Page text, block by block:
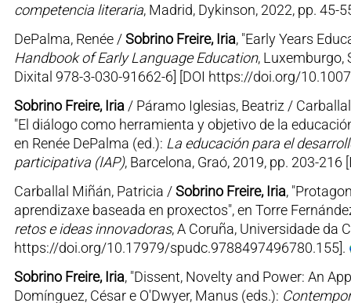
competencia literaria, Madrid, Dykinson, 2022, pp. 45-
DePalma, Renée /Sobrino Freire, Iria, "Early Years
Handbook of Early Language Education, Luxemburgo,
Dixital 978-3-030-91662-6] [DOI https://doi.org/
Sobrino Freire, Iria / Páramo Iglesias, Beatriz /
"El diálogo como herramienta y objetivo de la
en Renée DePalma (ed.): La educación para el
participativa (IAP), Barcelona, Graó, 2019, pp. 203-216
Carballal Miñán, Patricia /Sobrino Freire, Iria,
aprendizaxe baseada en proxectos", en Torre
retos e ideas innovadoras, A Coruña, Universidade da
https://doi.org/10.17979/spudc.9788497496780.155].
Sobrino Freire, Iria, "Dissent, Novelty and Power: An
Domínguez, César e O'Dwyer, Manus (eds.):